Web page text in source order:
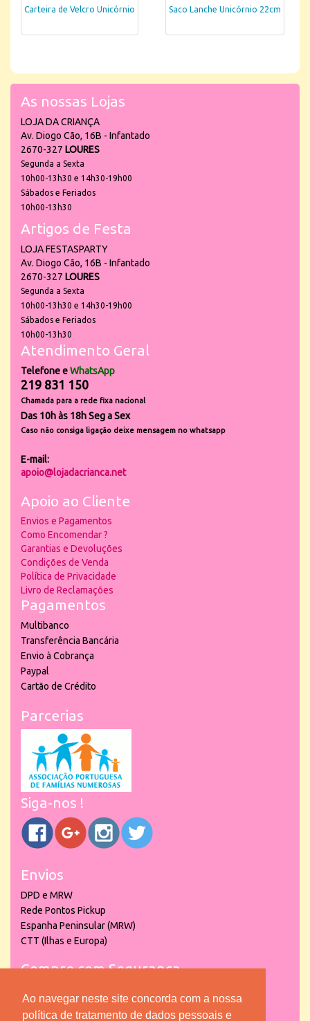
Ao navegar neste site concorda com a nossa
política de tratamento de dados pessoais e
Carteira de Velcro Unicórnio Saco Lanche Unicórnio 22cm
As nossas Lojas
LOJA DA CRIANÇA
Av. Diogo Cão, 16B - Infantado
2670-327 LOURES
Segunda a Sexta
10h00-13h30 e 14h30-19h00
Sábados e Feriados
10h00-13h30
Artigos de Festa
LOJA FESTASPARTY
Av. Diogo Cão, 16B - Infantado
2670-327 LOURES
Segunda a Sexta
10h00-13h30 e 14h30-19h00
Sábados e Feriados
10h00-13h30
Atendimento Geral
Telefone eWhatsApp
219 831 150
Chamada para a rede fixa nacional
Das 10h às 18h Seg a Sex
Caso não consiga ligação deixe mensagem no whatsapp
E-mail:
apoio@lojadacrianca.net
Apoio ao Cliente
Envios e Pagamentos
Como Encomendar ?
Garantias e Devoluções
Condições de Venda
Política de Privacidade
Livro de Reclamações
Pagamentos
Multibanco
Transferência Bancária
Envio à Cobrança
Paypal
Cartão de Crédito
Parcerias
Siga-nos !
Envios
DPD e MRW
Rede Pontos Pickup
Espanha Peninsular (MRW)
CTT (Ilhas e Europa)
Compre com Segurança